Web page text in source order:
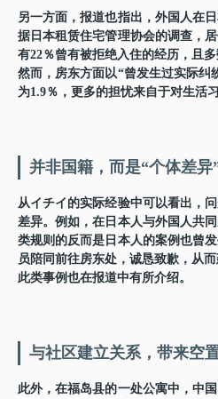
另一方面，报道也指出，外国人在
据日本租赁住宅管理协会的调查，
有22％曾有被拒绝入住的经历，且多
然而，房东方面以“曾发生过实际纠
为1.9％，更多的担忧来自于对生活
并非国籍，而是“个体差异
从イチイ的实际经验中可以看出，
差异。例如，在日本人与外国人共
类规则的反而是日本人的案例也曾
员陪同前往房东处，诚恳致歉，从而
此类事例也在报道中有所介绍。
与社区建立关系，带来空
此外，在福岛县的一处公寓中，中